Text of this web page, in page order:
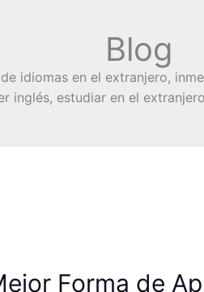
Blog
idiomas en el extranjero,
inglés, estudiar en el
Forma de